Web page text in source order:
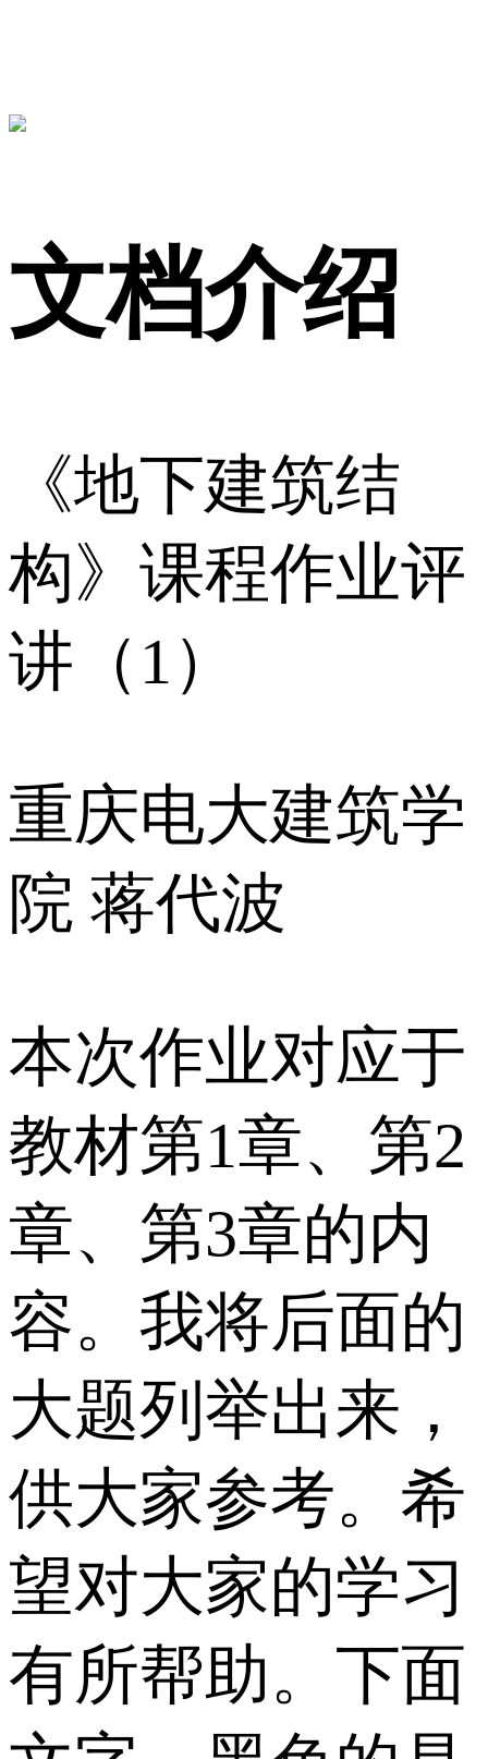
文档介绍
《地下建筑结
构》课程作业评
讲（1）
重庆电大建筑学
院 蒋代波
本次作业对应于
教材第1章、第2
章、第3章的内
容。我将后面的
大题列举出来，
供大家参考。希
望对大家的学习
有所帮助。下面